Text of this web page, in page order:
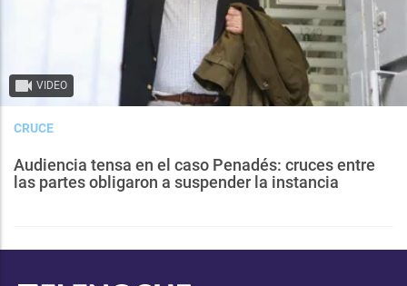
VIDEO
CRUCE
Audiencia tensa en el caso Penadés: cruces entre
las partes obligaron a suspender la instancia